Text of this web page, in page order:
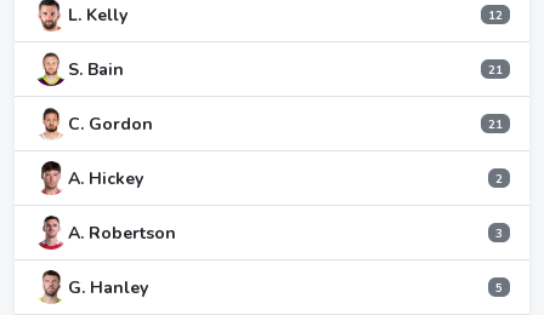
L. Kelly 12
S. Bain 21
C. Gordon 21
A. Hickey 2
A. Robertson 3
G. Hanley 5